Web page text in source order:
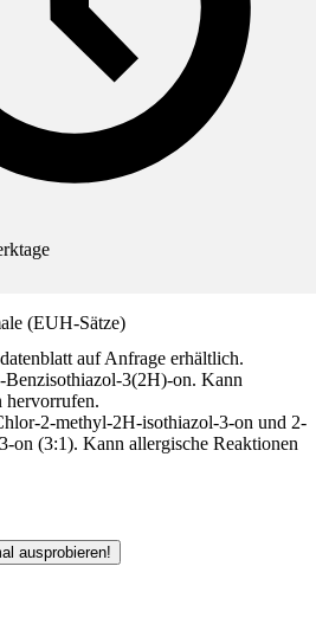
(EUH-Sätze)
auf Anfrage erhältlich.
3(2H)-on. Kann
hervorrufen.
2-methyl-2H-isothiazol-3-on und 2-
on (3:1). Kann allergische Reaktionen
ausprobieren!